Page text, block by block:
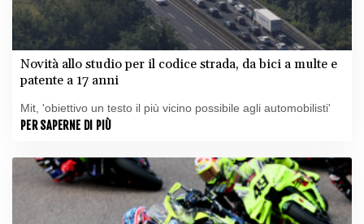
Novità allo studio per il codice strada, da bici a multe e
patente a 17 anni
Mit, 'obiettivo un testo il più vicino possibile agli automobilisti'
PER SAPERNE DI PIÙ